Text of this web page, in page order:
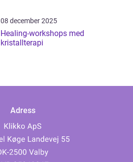
08 december 2025
Healing-workshops med
kristallterapi
Adress